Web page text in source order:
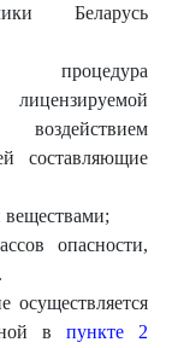
Беларусь
процедура
составляющие
опасности,
осуществляется
в пункте 2